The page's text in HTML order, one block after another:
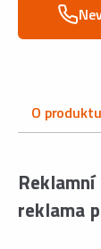
O produktu
reklama